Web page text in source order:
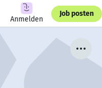
Anmelden
Job posten